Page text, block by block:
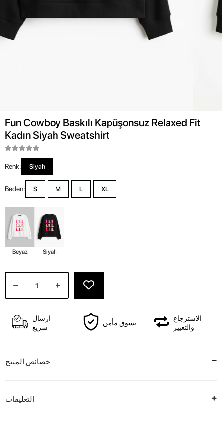
Fun Cowboy Baskılı Kapüşonsuz Relaxed Fit
Kadın Siyah Sweatshirt
Renk: Siyah
Beden: S M L XL
Beyaz Siyah
ارسال
سريع
تسوق مأمن
الاسترجاع
والتغيير
خصائص المنتج
التعليقات